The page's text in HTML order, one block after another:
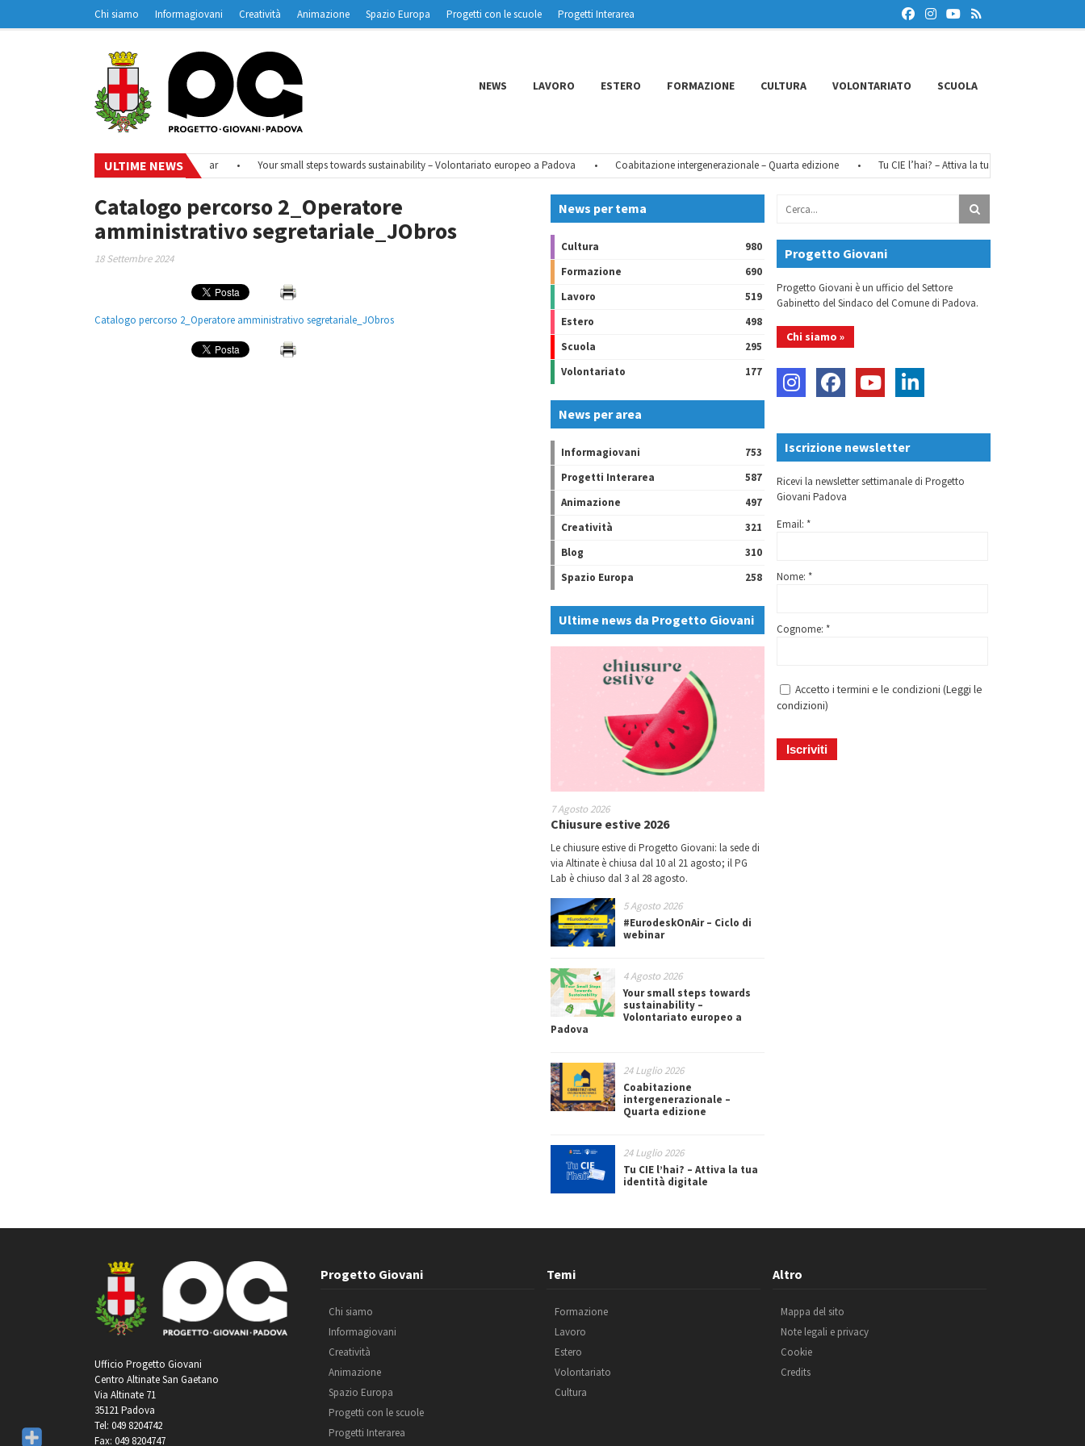
Chi siamo Informagiovani Creatività Animazione Spazio Europa Progetti con le scuole
Progetti Interarea
Contatti
Padovanet
NEWS LAVORO ESTERO FORMAZIONE CULTURA VOLONTARIATO SCUOLA
ULTIME NEWS
#EurodeskOnAir – Ciclo di webinar Your small steps towards sustainability – Volontariato europeo a Padova Coabitazione intergenerazionale – Quarta edizione Tu CIE l’hai? – Attiva la tua identità digitale
Catalogo percorso 2_Operatore
amministrativo segretariale_JObros
18 Settembre 2024
Catalogo percorso 2_Operatore amministrativo segretariale_JObros
News per tema
Cultura
980
Formazione
690
Lavoro
519
Estero
498
Scuola
295
Volontariato
177
News per area
Informagiovani
753
Progetti Interarea
587
Animazione
497
Creatività
321
Blog
310
Spazio Europa
258
Ultime news da Progetto Giovani
7 Agosto 2026
Chiusure estive 2026
Le chiusure estive di Progetto Giovani: la sede di
via Altinate è chiusa dal 10 al 21 agosto; il PG
Lab è chiuso dal 3 al 28 agosto.
5 Agosto 2026
#EurodeskOnAir – Ciclo di
webinar
4 Agosto 2026
Your small steps towards
sustainability –
Volontariato europeo a
Padova
24 Luglio 2026
Coabitazione
intergenerazionale –
Quarta edizione
24 Luglio 2026
Tu CIE l’hai? – Attiva la tua
identità digitale
Progetto Giovani
Progetto Giovani è un ufficio del Settore
Gabinetto del Sindaco del Comune di Padova.
Chi siamo »
Iscrizione newsletter
Ricevi la newsletter settimanale di Progetto
Giovani Padova
Email: *
Nome: *
Cognome: *
Accetto i termini e le condizioni (Leggi le
condizioni)
Ufficio Progetto Giovani
Centro Altinate San Gaetano
Via Altinate 71
35121 Padova
Tel: 049 8204742
Fax: 049 8204747
Progetto Giovani
Chi siamo
Informagiovani
Creatività
Animazione
Spazio Europa
Progetti con le scuole
Progetti Interarea
Temi
Formazione
Lavoro
Estero
Volontariato
Cultura
Altro
Mappa del sito
Note legali e privacy
Cookie
Credits